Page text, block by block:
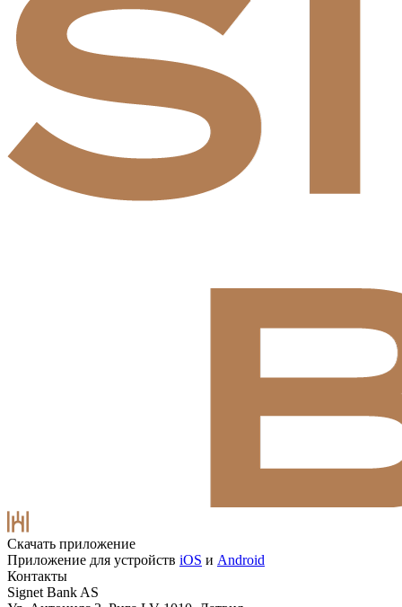
Скачать приложение
Приложение для устройств iOS и Android
Контакты
Signet Bank AS